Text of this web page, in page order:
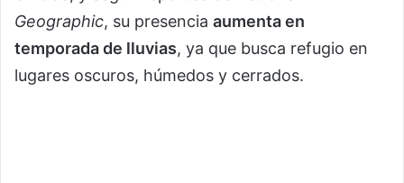
Geographic, su presencia aumenta en
temporada de lluvias, ya que busca refugio en
lugares oscuros, húmedos y cerrados.